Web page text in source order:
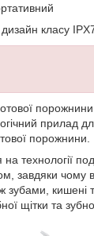
класу
прилад
порожнини.
на технології
завдяки чому
зубами, кишені
щітки та